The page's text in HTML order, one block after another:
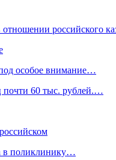
российского
особое внимание…
почти 60 тыс. рублей.…
в поликлинику…